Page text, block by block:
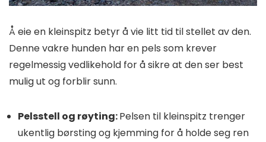
Å eie en kleinspitz betyr å vie litt tid til stellet av den.
Denne vakre hunden har en pels som krever
regelmessig vedlikehold for å sikre at den ser best
mulig ut og forblir sunn.
Pelsstell og røyting:Pelsen til kleinspitz trenger
ukentlig børsting og kjemming for å holde seg ren